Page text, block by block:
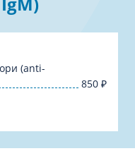
(anti-
850 ₽